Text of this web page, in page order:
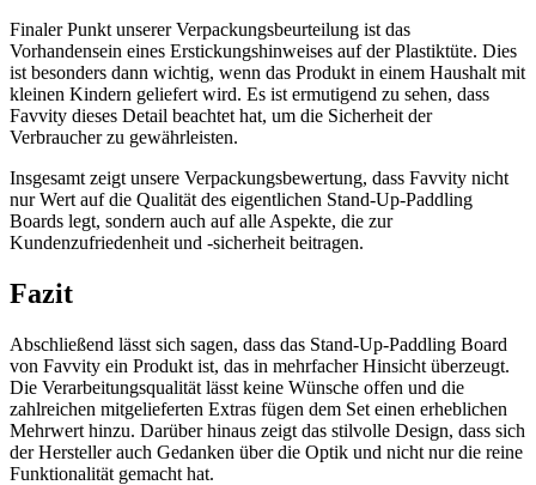
Finaler Punkt unserer Verpackungsbeurteilung ist das
Vorhandensein eines Erstickungshinweises auf der Plastiktüte. Dies
ist besonders dann wichtig, wenn das Produkt in einem Haushalt mit
kleinen Kindern geliefert wird. Es ist ermutigend zu sehen, dass
Favvity dieses Detail beachtet hat, um die Sicherheit der
Verbraucher zu gewährleisten.
Insgesamt zeigt unsere Verpackungsbewertung, dass Favvity nicht
nur Wert auf die Qualität des eigentlichen Stand-Up-Paddling
Boards legt, sondern auch auf alle Aspekte, die zur
Kundenzufriedenheit und -sicherheit beitragen.
Fazit
Abschließend lässt sich sagen, dass das Stand-Up-Paddling Board
von Favvity ein Produkt ist, das in mehrfacher Hinsicht überzeugt.
Die Verarbeitungsqualität lässt keine Wünsche offen und die
zahlreichen mitgelieferten Extras fügen dem Set einen erheblichen
Mehrwert hinzu. Darüber hinaus zeigt das stilvolle Design, dass sich
der Hersteller auch Gedanken über die Optik und nicht nur die reine
Funktionalität gemacht hat.